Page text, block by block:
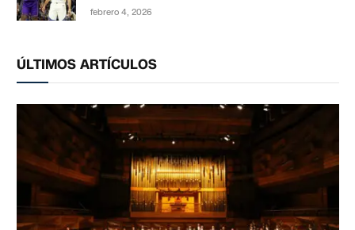
febrero 4, 2026
ÚLTIMOS ARTÍCULOS